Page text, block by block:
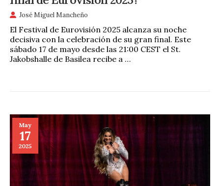
José Miguel Mancheño
El Festival de Eurovisión 2025 alcanza su noche
decisiva con la celebración de su gran final. Este
sábado 17 de mayo desde las 21:00 CEST el St.
Jakobshalle de Basilea recibe a …
May
17
2025